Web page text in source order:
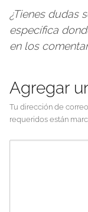
¿Tienes dudas
específica
en los
Agregar
Tu dirección de
requeridos están